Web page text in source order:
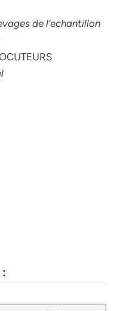
de l’echantillon